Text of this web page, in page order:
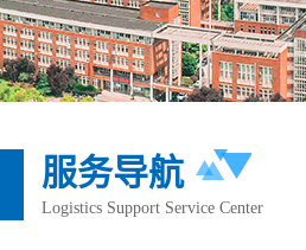
服务导航
Logistics Support Service Center